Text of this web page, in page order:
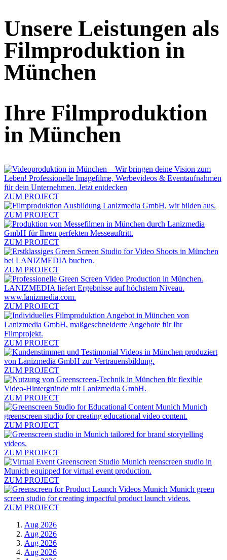
Unsere Leistungen als
Filmproduktion in
München
Ihre Filmproduktion
in München
ZUM PROJECT
ZUM PROJECT
ZUM PROJECT
ZUM PROJECT
ZUM PROJECT
ZUM PROJECT
ZUM PROJECT
ZUM PROJECT
ZUM PROJECT
ZUM PROJECT
ZUM PROJECT
ZUM PROJECT
Aug 2026
Aug 2026
Aug 2026
Aug 2026